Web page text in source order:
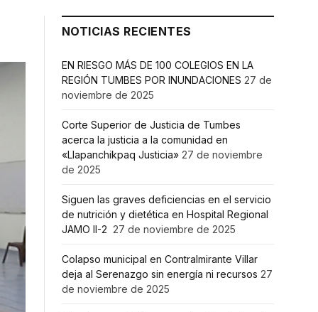
NOTICIAS RECIENTES
EN RIESGO MÁS DE 100 COLEGIOS EN LA
REGIÓN TUMBES POR INUNDACIONES 27 de
noviembre de 2025
Corte Superior de Justicia de Tumbes
acerca la justicia a la comunidad en
«Llapanchikpaq Justicia» 27 de noviembre
de 2025
Siguen las graves deficiencias en el servicio
de nutrición y dietética en Hospital Regional
JAMO II-2 27 de noviembre de 2025
Colapso municipal en Contralmirante Villar
deja al Serenazgo sin energía ni recursos 27
de noviembre de 2025